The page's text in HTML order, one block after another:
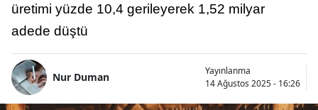
üretimi yüzde 10,4 gerileyerek 1,52 milyar
adede düştü
Nur Duman
Yayınlanma
14 Ağustos 2025 - 16:26